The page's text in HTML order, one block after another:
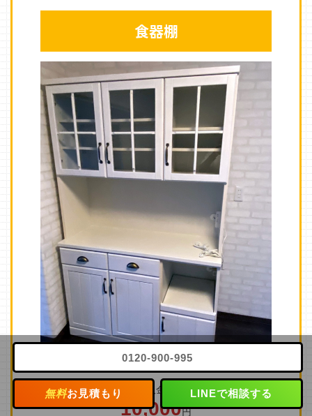
食器棚
買取金額
10,000円
0120-900-995
無料お見積もり LINEで相談する